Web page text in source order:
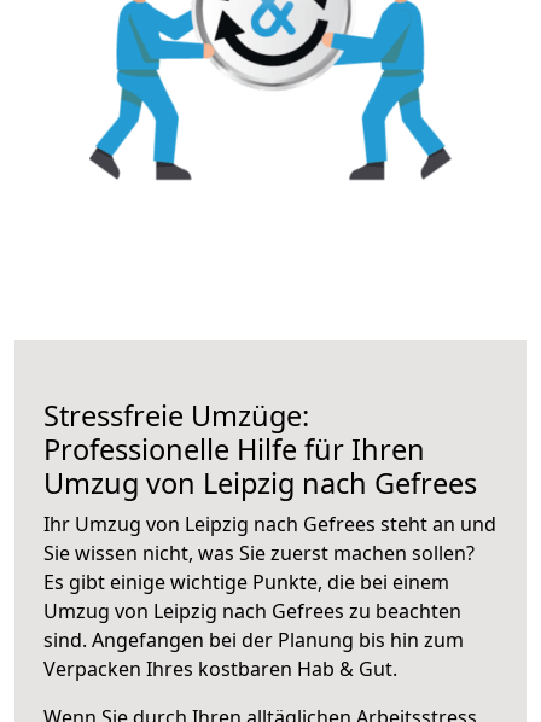
Stressfreie Umzüge:
Professionelle Hilfe für Ihren
Umzug von Leipzig nach Gefrees
Ihr Umzug von Leipzig nach Gefrees steht an und
Sie wissen nicht, was Sie zuerst machen sollen?
Es gibt einige wichtige Punkte, die bei einem
Umzug von Leipzig nach Gefrees zu beachten
sind. Angefangen bei der Planung bis hin zum
Verpacken Ihres kostbaren Hab & Gut.